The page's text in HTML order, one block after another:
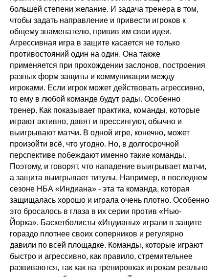
большей степени желание. И задача тренера в том,
чтобы задать направление и привести игроков к
общему знаменателю, привив им свои идеи.
Агрессивная игра в защите касается не только
противостояний один на один. Она также
применяется при прохождении заслонов, построения
разных форм защиты и коммуникации между
игроками. Если игрок может действовать агрессивно,
то ему в любой команде будут рады. Особенно
тренер. Как показывает практика, команды, которые
играют активно, давят и прессингуют, обычно и
выигрывают матчи. В одной игре, конечно, может
произойти всё, что угодно. Но, в долгосрочной
перспективе побеждают именно такие команды.
Поэтому, и говорят, что нападение выигрывает матчи,
а защита выигрывает титулы. Например, в последнем
сезоне НБА «Индиана» - эта та команда, которая
защищалась хорошо и играла очень плотно. Особенно
это бросалось в глаза в их серии против «Нью-
Йорка». Баскетболисты «Индианы» играли в защите
гораздо плотнее своих соперников и регулярно
давили по всей площадке. Команды, которые играют
быстро и агрессивно, как правило, стремительнее
развиваются, так как на тренировках игрокам реально